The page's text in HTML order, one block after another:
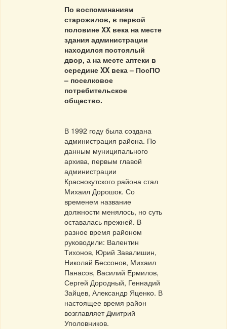
По воспоминаниям
старожилов, в первой
половине XX века на месте
здания администрации
находился постоялый
двор, а на месте аптеки в
середине XX века – ПосПО
– поселковое
потребительское
общество.
В 1992 году была создана
администрация района. По
данным муниципального
архива, первым главой
администрации
Краснокутского района стал
Михаил Дорошок. Со
временем название
должности менялось, но суть
оставалась прежней. В
разное время районом
руководили: Валентин
Тихонов, Юрий Завалишин,
Николай Бессонов, Михаил
Панасов, Василий Ермилов,
Сергей Дородный, Геннадий
Зайцев, Александр Яценко. В
настоящее время район
возглавляет Дмитрий
Уполовников.